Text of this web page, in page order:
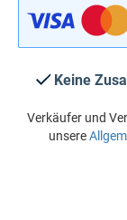
Keine
Verkäufer und
unsere